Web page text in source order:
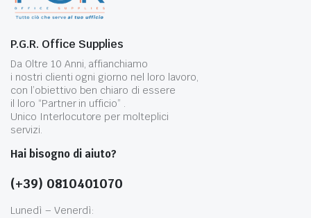
P.G.R. Office Supplies
Da Oltre 10 Anni, affianchiamo
i nostri clienti ogni giorno nel loro lavoro,
con l’obiettivo ben chiaro di essere
il loro “Partner in ufficio” .
Unico Interlocutore per molteplici
servizi.
Hai bisogno di aiuto?
(+39) 0810401070
Lunedì – Venerdì: